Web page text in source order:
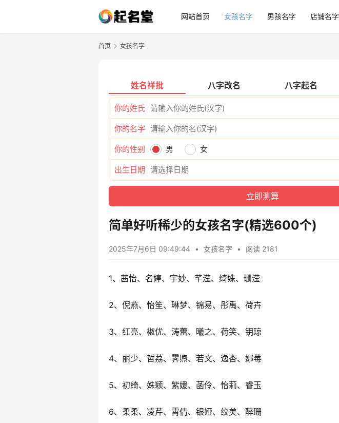
网站首页 女孩名字 男孩名字 店铺名字
首页 女孩名字
姓名祥批 八字改名 八字起名
你的姓氏
你的名字
你的性别 男 女
出生日期
简单好听稀少的女孩名字(精选600个)
2025年7月6日 09:49:44 • 女孩名字 • 阅读 2181
1、茜怡、名婷、宇妙、芊滢、绮姝、珊滢
2、倪燕、怡笙、琳梦、锦易、彤禹、荷卉
3、红亮、椒优、涛蕾、曦之、荷笑、钥琼
4、丽少、哲荔、霁煦、若文、逸杏、娜莓
5、初绮、姝颖、紫媛、菡伶、怡莉、睿玉
6、柔柔、凌芹、霄倩、银娅、纹美、醉珊